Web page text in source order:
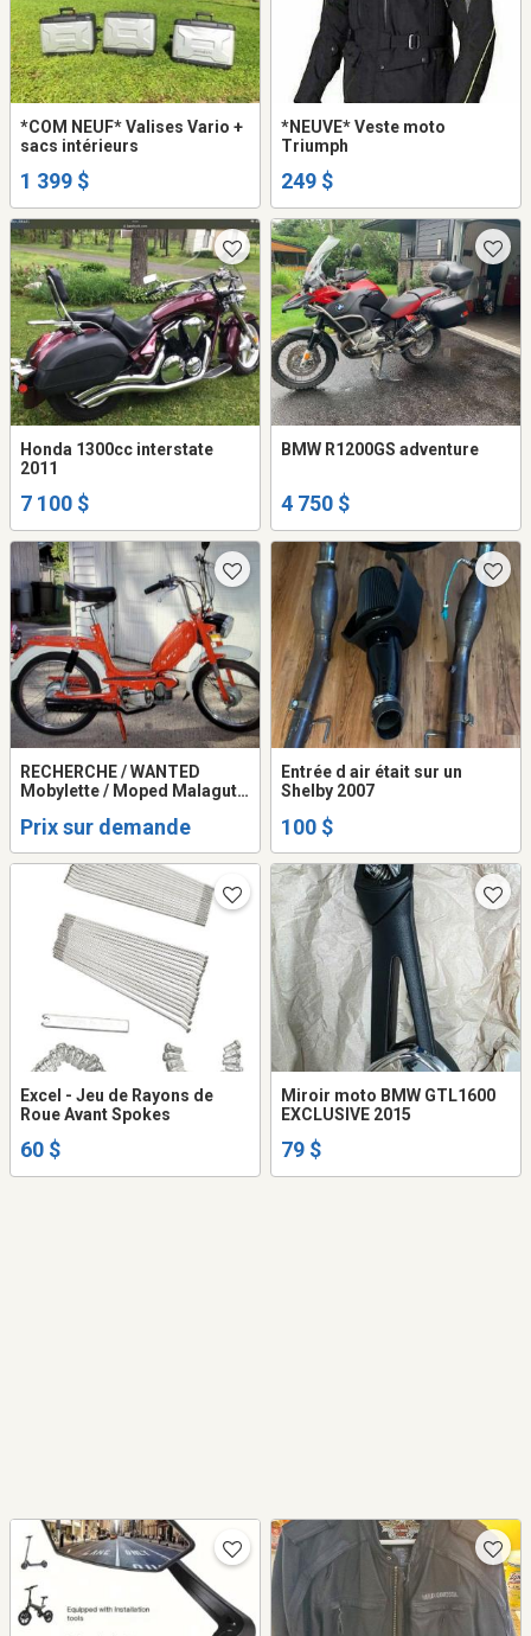
*COM NEUF* Valises Vario +
sacs intérieurs
1 399 $
*NEUVE* Veste moto
Triumph
249 $
Honda 1300cc interstate
2011
7 100 $
BMW R1200GS adventure
4 750 $
RECHERCHE / WANTED
Mobylette / Moped Malaguti
+ inventaire , ouvert aux
échanges / open to swap.
Prix sur demande
Entrée d air était sur un
Shelby 2007
100 $
Excel - Jeu de Rayons de
Roue Avant Spokes
60 $
Miroir moto BMW GTL1600
EXCLUSIVE 2015
79 $